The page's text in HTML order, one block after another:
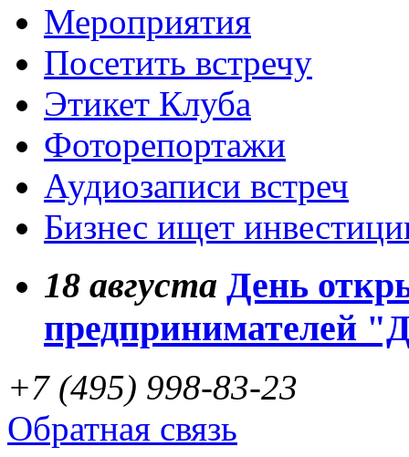
Мероприятия
Посетить встречу
Этикет Клуба
Фоторепортажи
Аудиозаписи встреч
Бизнес ищет
18 августа День
предпринимателей
+7 (495) 998-83-23
Обратная связь